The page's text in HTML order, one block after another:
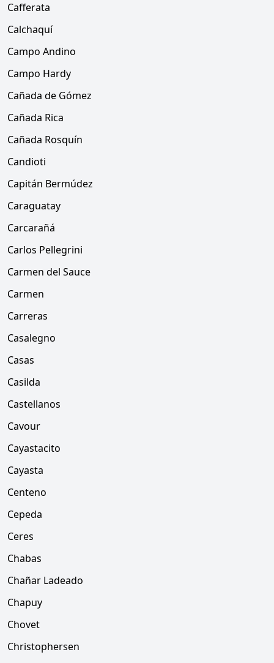
Cafferata
Calchaquí
Campo Andino
Campo Hardy
Cañada de Gómez
Cañada Rica
Cañada Rosquín
Candioti
Capitán Bermúdez
Caraguatay
Carcarañá
Carlos Pellegrini
Carmen del Sauce
Carmen
Carreras
Casalegno
Casas
Casilda
Castellanos
Cavour
Cayastacito
Cayasta
Centeno
Cepeda
Ceres
Chabas
Chañar Ladeado
Chapuy
Chovet
Christophersen